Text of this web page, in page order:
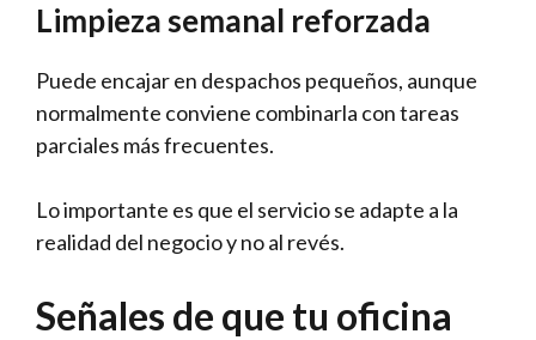
Limpieza semanal reforzada
Puede encajar en despachos pequeños, aunque
normalmente conviene combinarla con tareas
parciales más frecuentes.
Lo importante es que el servicio se adapte a la
realidad del negocio y no al revés.
Señales de que tu oficina